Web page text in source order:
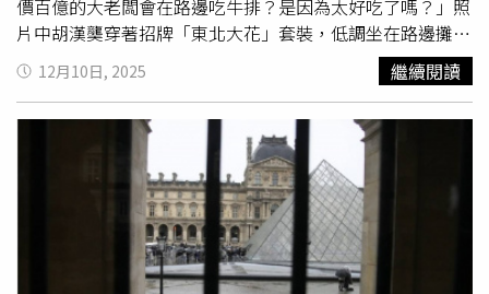
價百億的大老闆會在路邊吃牛排？是因為太好吃了嗎？」照
片中胡漢龑穿著招牌「東北大花」套裝，低調坐在路邊攤前
享用平價牛排，引來不少民眾側目。貼文隨即引發大量討
論，不少網友認為有錢人吃路邊攤並不奇怪，紛紛留言：
「爆富就不能吃滷肉飯嗎？黃仁勳也愛逛夜市」、「覺得好
吃跟財產多寡毫無關聯」、「我爸也愛小吃，這才是真正的
生活」、「有錢只是讓『能選擇』變多，不是只能吃貴
的」。胡漢龑以豪奢形象聞名，曾砸近5億元打造「竹北
羅
」豪宅，又斥資20萬元將超跑包膜成「東北大花」風
格。今年8月，他更正式啟用斥資40億元打造的寶山新總部
「白宮」，開放民眾參觀引發關注。他近來也親自率隊前往
12月10日, 2025 繼續閱讀